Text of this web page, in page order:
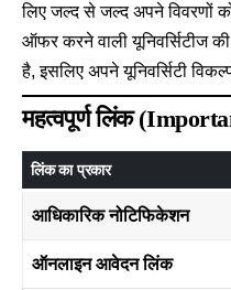
लिए जल्द से जल्द अपने विवरणों
ऑफर करने वाली यूनिवर्सिटीज
है, इसलिए अपने यूनिवर्सिटी
महत्वपूर्ण लिंक
लिंक का प्रकार
आधिकारिक नोटिफिकेशन
ऑनलाइन आवेदन लिंक